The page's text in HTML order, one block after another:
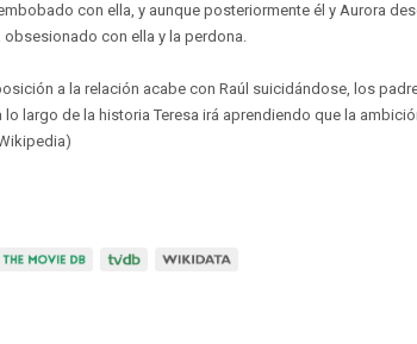
con ella, y aunque posteriormente él y Aurora
obsesionado con ella y la perdona.
a la relación acabe con Raúl suicidándose, los
lo largo de la historia Teresa irá aprendiendo que la